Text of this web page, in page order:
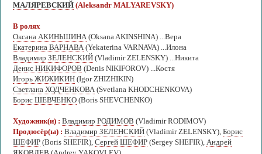
МАЛЯРЕВСКИЙ (Aleksandr MALYAREVSKY)
В ролях
Оксана АКИНЬШИНА (Oksana AKINSHINA) ...Вера
Екатерина ВАРНАВА (Yekaterina VARNAVA) ...Илона
Владимир ЗЕЛЕНСКИЙ (Vladimir ZELENSKY) ...Никита
Денис НИКИФОРОВ (Denis NIKIFOROV) ...Костя
Игорь ЖИЖИКИН (Igor ZHIZHIKIN)
Светлана ХОДЧЕНКОВА (Svetlana KHODCHENKOVA)
Борис ШЕВЧЕНКО (Boris SHEVCHENKO)
Художник(и) : Владимир РОДИМОВ (Vladimir RODIMOV)
Продюсёр(ы) : Владимир ЗЕЛЕНСКИЙ (Vladimir ZELENSKY), Борис
ШЕФИР (Boris SHEFIR), Сергей ШЕФИР (Sergey SHEFIR), Андрей